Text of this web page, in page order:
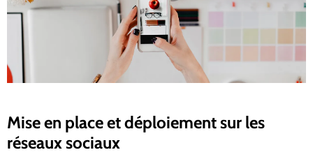
Mise en place et déploiement sur les
réseaux sociaux